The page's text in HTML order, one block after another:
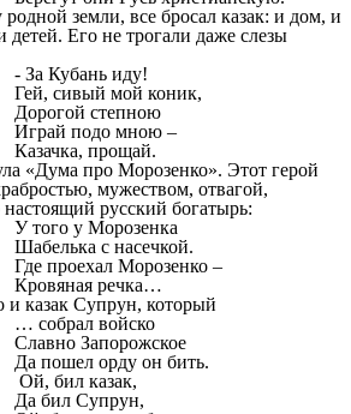
земли, все бросал казак: и дом, и
детей. Его не трогали даже слезы
иду!
мой коник,
мною –
прощай.
«Дума про Морозенко». Этот герой
мужеством, отвагой,
русский богатырь:
насечкой.
Морозенко –
речка…
казак Супрун, который
войско
он бить.